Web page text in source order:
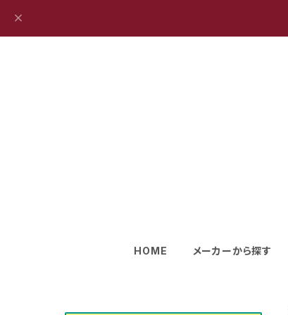
HOME メーカーから探す